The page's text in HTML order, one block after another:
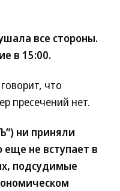
все стороны.
в 15:00.
что
пресечений нет.
) ни приняли
не вступает в
подсудимые